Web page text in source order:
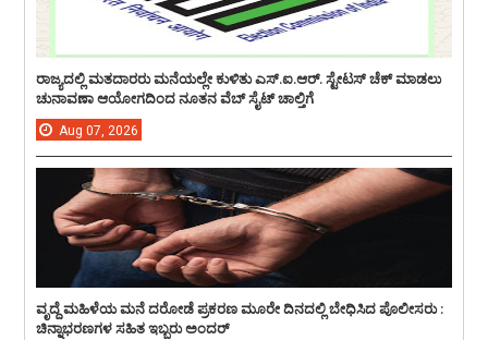
ರಾಜ್ಯದಲ್ಲಿ ಮತದಾರರು ಮನೆಯಲ್ಲೇ ಕುಳಿತು ಎಸ್.ಐ.ಆರ್. ಸ್ಟೇಟಸ್ ಚೆಕ್ ಮಾಡಲು
ಚುನಾವಣಾ ಆಯೋಗದಿಂದ ನೂತನ ವೆಬ್ ಸೈಟ್ ಚಾಲ್ತಿಗೆ
Aug 07, 2026
ವೃದ್ದೆ ಮಹಿಳೆಯ ಮನೆ ದರೋಡೆ ಪ್ರಕರಣ ಮೂರೇ ದಿನದಲ್ಲಿ ಬೇಧಿಸಿದ ಪೊಲೀಸರು :
ಚಿನ್ನಾಭರಣಗಳ ಸಹಿತ ಇಬ್ಬರು ಅಂದರ್